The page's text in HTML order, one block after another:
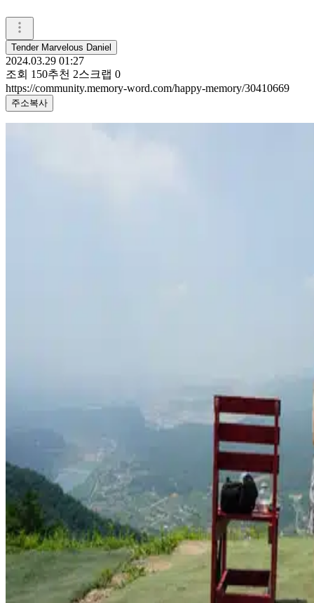
Tender Marvelous Daniel
2024.03.29 01:27
조회 150추천 2스크랩 0
https://community.memory-word.com/happy-memory/30410669
주소복사